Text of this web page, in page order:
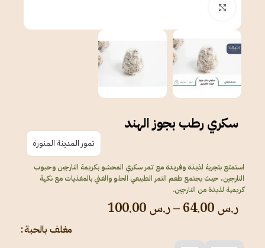
سكري رطب بجوز الهند
تمور المدينة المنورة
استمتع بتجربة لذيذة وفريدة مع تمر سكري المحشو بكريمة النارجين وحبوب
النارجين، حيث يجتمع طعم التمر الطبيعي الحلو والغني بالمغذيات مع نكهة
كريمية لذيذة من النارجين.
ر.س –ر.س
مغلف بالحبة